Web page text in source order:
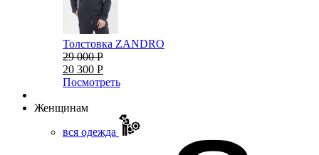
Толстовка ZANDRO
29 000 Р
20 300 Р
Посмотреть
Женщинам
вся одежда